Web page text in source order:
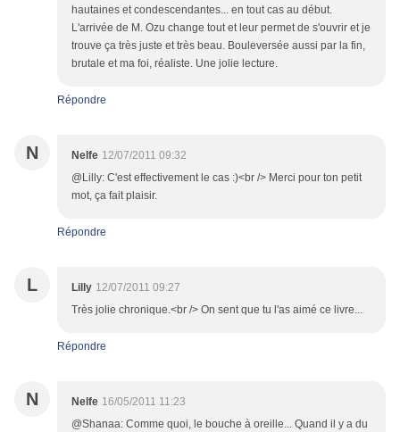
hautaines et condescendantes... en tout cas au début.
L'arrivée de M. Ozu change tout et leur permet de s'ouvrir et je
trouve ça très juste et très beau. Bouleversée aussi par la fin,
brutale et ma foi, réaliste. Une jolie lecture.
Répondre
N Nelfe 12/07/2011 09:32
@Lilly: C'est effectivement le cas :)<br /> Merci pour ton petit
mot, ça fait plaisir.
Répondre
L Lilly 12/07/2011 09:27
Très jolie chronique.<br /> On sent que tu l'as aimé ce livre...
Répondre
N Nelfe 16/05/2011 11:23
@Shanaa: Comme quoi, le bouche à oreille... Quand il y a du